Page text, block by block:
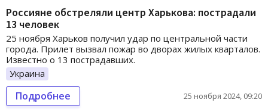
Россияне обстреляли центр Харькова: пострадали
13 человек
25 ноября Харьков получил удар по центральной части
города. Прилет вызвал пожар во дворах жилых кварталов.
Известно о 13 пострадавших.
Украина
Подробнее 25 ноября 2024, 09:20